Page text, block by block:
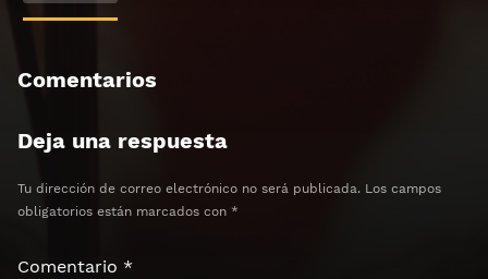
⏰ El acceso expira en 1 hora
Comentarios
Deja una respuesta
Tu dirección de correo electrónico no será publicada. Los campos
obligatorios están marcados con *
Comentario *